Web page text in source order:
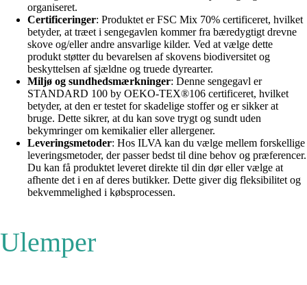
organiseret.
Certificeringer: Produktet er FSC Mix 70% certificeret, hvilket
betyder, at træet i sengegavlen kommer fra bæredygtigt drevne
skove og/eller andre ansvarlige kilder. Ved at vælge dette
produkt støtter du bevarelsen af ​​skovens biodiversitet og
beskyttelsen af ​​sjældne og truede dyrearter.
Miljø og sundhedsmærkninger: Denne sengegavl er
STANDARD 100 by OEKO-TEX®106 certificeret, hvilket
betyder, at den er testet for skadelige stoffer og er sikker at
bruge. Dette sikrer, at du kan sove trygt og sundt uden
bekymringer om kemikalier eller allergener.
Leveringsmetoder: Hos ILVA kan du vælge mellem forskellige
leveringsmetoder, der passer bedst til dine behov og præferencer.
Du kan få produktet leveret direkte til din dør eller vælge at
afhente det i en af ​​deres butikker. Dette giver dig fleksibilitet og
bekvemmelighed i købsprocessen.
Ulemper